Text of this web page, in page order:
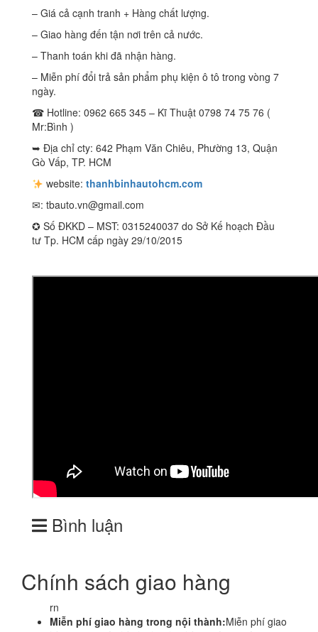
– Giá cả cạnh tranh + Hàng chất lượng.
– Giao hàng đến tận nơi trên cả nước.
– Thanh toán khi đã nhận hàng.
– Miễn phí đổi trả sản phẩm phụ kiện ô tô trong vòng 7
ngày.
☎ Hotline: 0962 665 345 – Kĩ Thuật 0798 74 75 76 (
Mr:Bình )
➥ Địa chỉ cty: 642 Phạm Văn Chiêu, Phường 13, Quận
Gò Vấp, TP. HCM
website: thanhbinhautohcm.com
✉: tbauto.vn@gmail.com
✪ Số ĐKKD – MST: 0315240037 do Sở Kế hoạch Đầu
tư Tp. HCM cấp ngày 29/10/2015
Bình luận
Chính sách giao hàng
rn
Miễn phí giao hàng trong nội thành:Miễn phí giao